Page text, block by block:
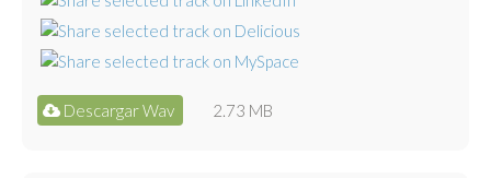
Descargar Wav 2.73 MB